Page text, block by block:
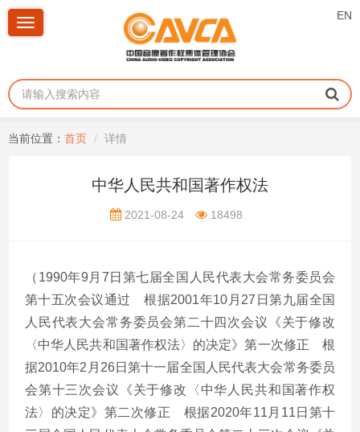
EN
Toggle
当前位置： 首页 详情
中华人民共和国著作权法
2021-08-24 18498
（ 1990年9 月 7 日第七届全国人民代表大会常务委员会
第十五次会议通过 根据2001年10 月 27 日第九届全国
人民代表大会常务委员会第二十四次会议《关于修改
〈中华人民共和国著作权法〉的决定》第一次修正 根
据2010年2 月 26日第十一届全国人民代表大会常务委员
会第十三次会议《关于修改〈中华人民共和国著作权
法〉的决定》第二次修正 根据2020年11 月 11 日第十